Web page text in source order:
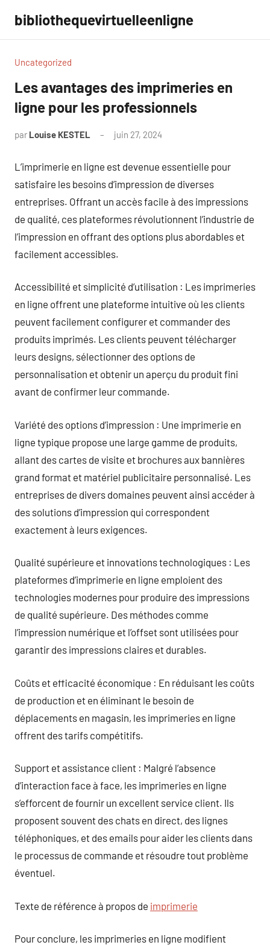
contenu
bibliothequevirtuelleenligne
Uncategorized
Les avantages des imprimeries en
ligne pour les professionnels
par Louise KESTEL juin 27, 2024
L’imprimerie en ligne est devenue essentielle pour
satisfaire les besoins d’impression de diverses
entreprises. Offrant un accès facile à des impressions
de qualité, ces plateformes révolutionnent l’industrie de
l’impression en offrant des options plus abordables et
facilement accessibles.
Accessibilité et simplicité d’utilisation : Les imprimeries
en ligne offrent une plateforme intuitive où les clients
peuvent facilement configurer et commander des
produits imprimés. Les clients peuvent télécharger
leurs designs, sélectionner des options de
personnalisation et obtenir un aperçu du produit fini
avant de confirmer leur commande.
Variété des options d’impression : Une imprimerie en
ligne typique propose une large gamme de produits,
allant des cartes de visite et brochures aux bannières
grand format et matériel publicitaire personnalisé. Les
entreprises de divers domaines peuvent ainsi accéder à
des solutions d’impression qui correspondent
exactement à leurs exigences.
Qualité supérieure et innovations technologiques : Les
plateformes d’imprimerie en ligne emploient des
technologies modernes pour produire des impressions
de qualité supérieure. Des méthodes comme
l’impression numérique et l’offset sont utilisées pour
garantir des impressions claires et durables.
Coûts et efficacité économique : En réduisant les coûts
de production et en éliminant le besoin de
déplacements en magasin, les imprimeries en ligne
offrent des tarifs compétitifs.
Support et assistance client : Malgré l’absence
d’interaction face à face, les imprimeries en ligne
s’efforcent de fournir un excellent service client. Ils
proposent souvent des chats en direct, des lignes
téléphoniques, et des emails pour aider les clients dans
le processus de commande et résoudre tout problème
éventuel.
Texte de référence à propos de imprimerie
Pour conclure, les imprimeries en ligne modifient